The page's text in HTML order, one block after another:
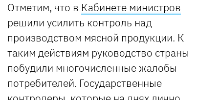
Отметим, что в Кабинете министров
решили усилить контроль над
производством мясной продукции. К
таким действиям руководство страны
побудили многочисленные жалобы
потребителей. Государственные